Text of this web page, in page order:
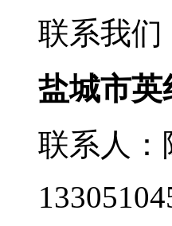
联系我们
盐城市英
联系人：